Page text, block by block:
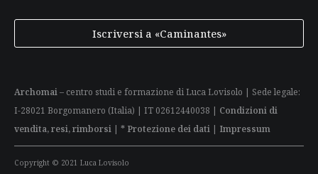
Iscriversi a «Caminantes»
Archomai– centro studi e formazione di Luca Lovisolo | Sede legale:
I-28021 Borgomanero (Italia) | IT 02612440038 | Condizioni di
vendita, resi, rimborsi | * Protezione dei dati | Impressum
Copyright © 2021 Luca Lovisolo